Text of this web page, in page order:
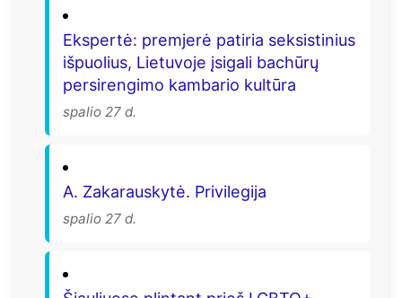
Ekspertė: premjerė patiria seksistinius
išpuolius, Lietuvoje įsigali bachūrų
persirengimo kambario kultūra
spalio 27 d.
A. Zakarauskytė. Privilegija
spalio 27 d.